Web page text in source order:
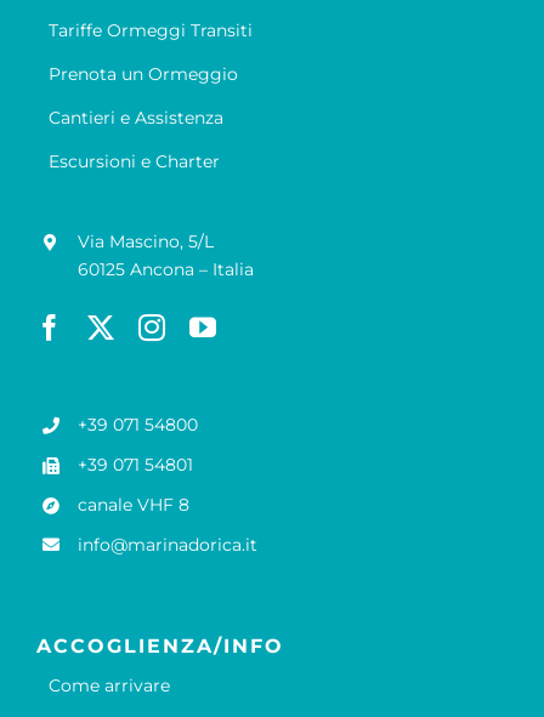
Tariffe Ormeggi Transiti
Prenota un Ormeggio
Cantieri e Assistenza
Escursioni e Charter
Via Mascino, 5/L
60125 Ancona – Italia
+39 071 54800
+39 071 54801
canale VHF 8
info@marinadorica.it
ACCOGLIENZA/INFO
Come arrivare